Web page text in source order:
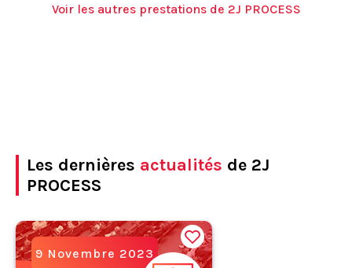
Voir les autres prestations de 2J PROCESS
Les dernières actualités de 2J
PROCESS
9 Novembre 2023